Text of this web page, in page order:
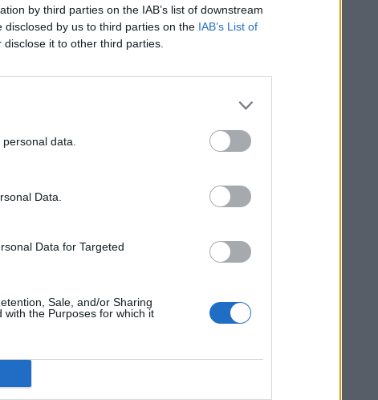
by third parties on the IAB’s list of downstream
by us to third parties on the IAB’s List of
it to other third parties.
data.
Data.
Data for Targeted
Sale, and/or Sharing
the Purposes for which it
a voto